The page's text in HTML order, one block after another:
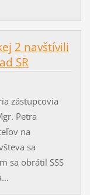
2 navštívili
SR
zástupcovia
Petra
na
sa
sa obrátil SSS